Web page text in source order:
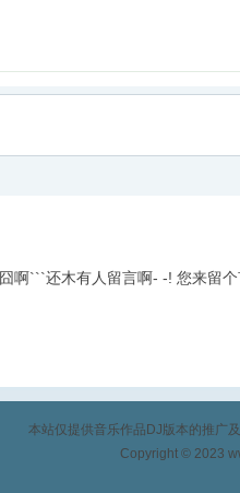
囧啊```还木有人留言啊- -! 您来留
本站仅提供音乐作品DJ版本的推广
Copyright © 2023